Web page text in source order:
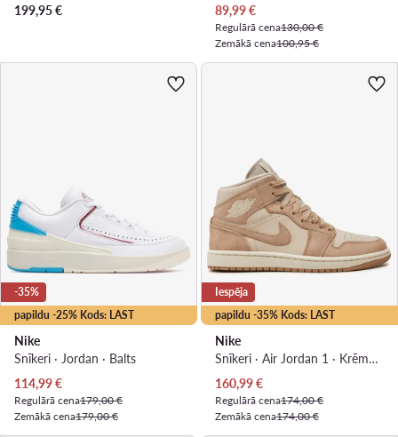
199,95€
Pašreizējā cena
89,99€
Regulārā cena130,00 €
Zemākā cena100,95 €
papildu -25% Kods: LAST
-35%
Nike
Snīkeri · Jordan · Balts
Pašreizējā cena
114,99€
Regulārā cena179,00 €
Zemākā cena179,00 €
papildu -35% Kods: LAST
Iespēja
Nike
Snīkeri · Air Jordan 1 · Krēmkrāsas
Pašreizējā cena
160,99€
Regulārā cena174,00 €
Zemākā cena174,00 €